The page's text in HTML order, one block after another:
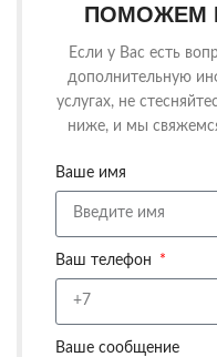
ПОМОЖЕМ
Если у Вас есть
дополнительную
услугах, не
ниже, и мы
Ваше имя
Ваш телефон
Ваше сообщение